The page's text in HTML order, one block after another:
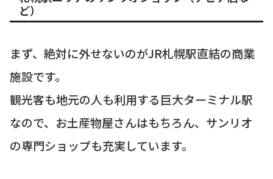
ど）
まず、絶対に外せないのがJR札幌駅直結の商業
施設です。
観光客も地元の人も利用する巨大ターミナル駅
なので、お土産物屋さんはもちろん、サンリオ
の専門ショップも充実しています。